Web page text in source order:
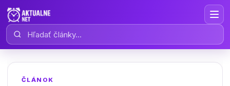
Hľadať články
ČLÁNOK